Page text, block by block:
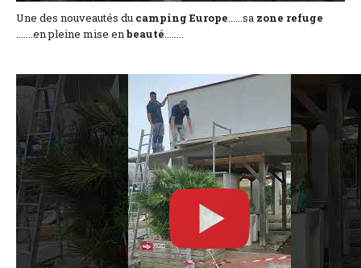
Une des nouveautés du camping Europe......sa zone refuge
.......en pleine mise enbeauté........